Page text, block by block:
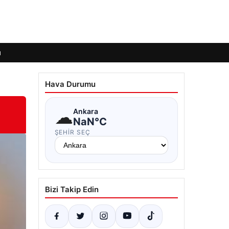
Hava Durumu
☁Ankara
NaN°C
ŞEHIR SEÇ
Bizi Takip Edin